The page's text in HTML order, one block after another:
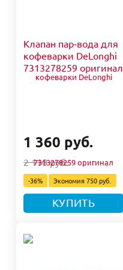
Клапан пар-вода для
кофеварки DeLonghi
7313278259 оригинал
1 360 руб.
2 110 руб.
-36% Экономия750 руб.
КУПИТЬ